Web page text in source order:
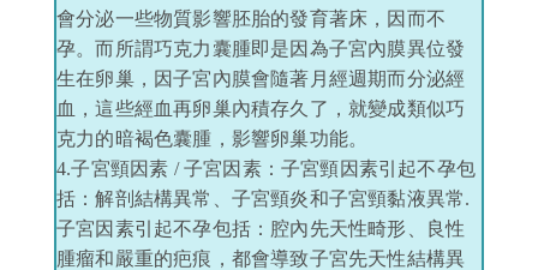
會分泌一些物質影響胚胎的發育著床，因而不
孕。而所謂巧克力囊腫即是因為子宮內膜異位發
生在卵巢，因子宮內膜會隨著月經週期而分泌經
血，這些經血再卵巢內積存久了，就變成類似巧
克力的暗褐色囊腫，影響卵巢功能。
4.子宮頸因素 / 子宮因素：子宮頸因素引起不孕包
括：解剖結構異常、子宮頸炎和子宮頸黏液異常.
子宮因素引起不孕包括：腔內先天性畸形、良性
腫瘤和嚴重的疤痕，都會導致子宮先天性結構異